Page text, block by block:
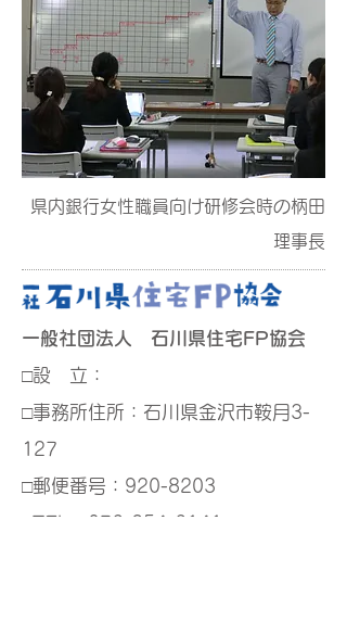
県内銀行女性職員向け研修会時の柄田
理事長
一般社団法人 石川県住宅FP協会
□設 立：
□事務所住所： 石川県金沢市鞍月3-
127
□郵便番号：920-8203
□TEL：
076-254-6141